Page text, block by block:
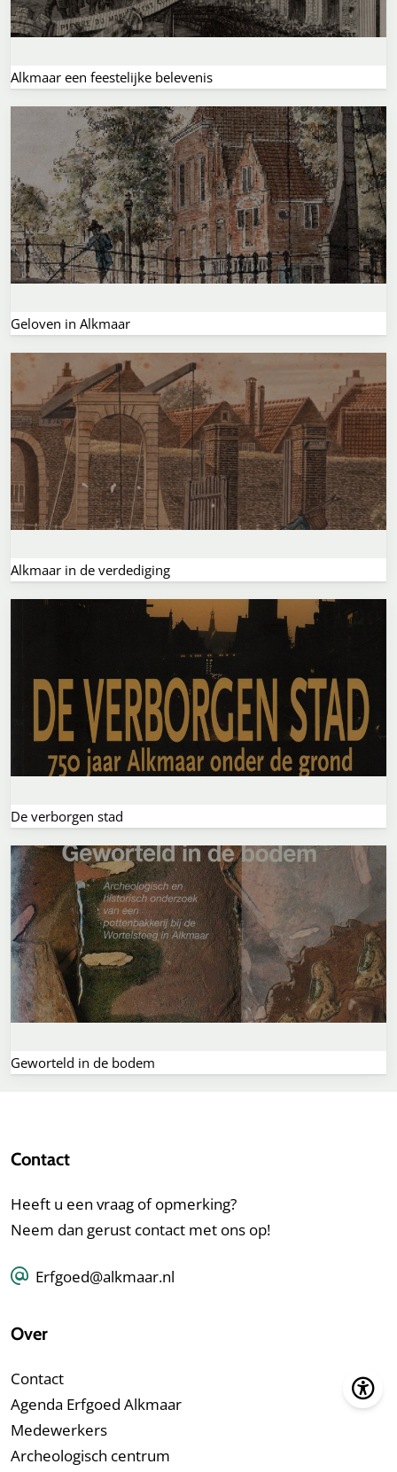
Alkmaar een feestelijke belevenis
Geloven in Alkmaar
Alkmaar in de verdediging
De verborgen stad
Geworteld in de bodem
Contact
Heeft u een vraag of opmerking?
Neem dan gerust contact met ons op!
Erfgoed@alkmaar.nl
Over
Contact
Agenda Erfgoed Alkmaar
Medewerkers
Archeologisch centrum